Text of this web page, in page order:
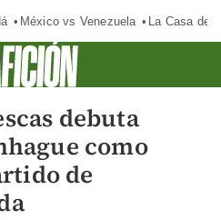
México vs Venezuela La Casa de
debuta
como
de